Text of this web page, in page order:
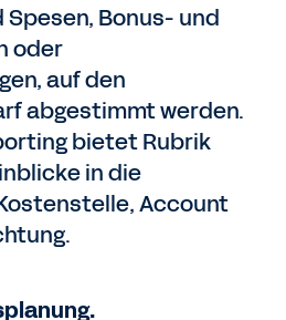
Bonus- und
oder
auf den
abgestimmt werden.
bietet Rubrik
in die
Account